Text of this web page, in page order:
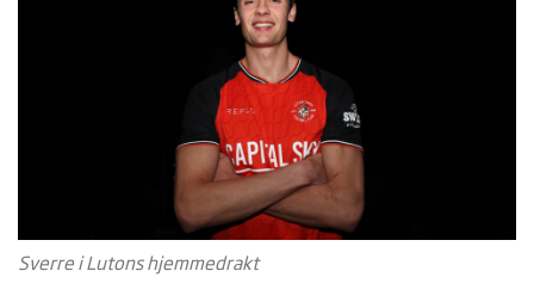
Sverre i Lutons hjemmedrakt